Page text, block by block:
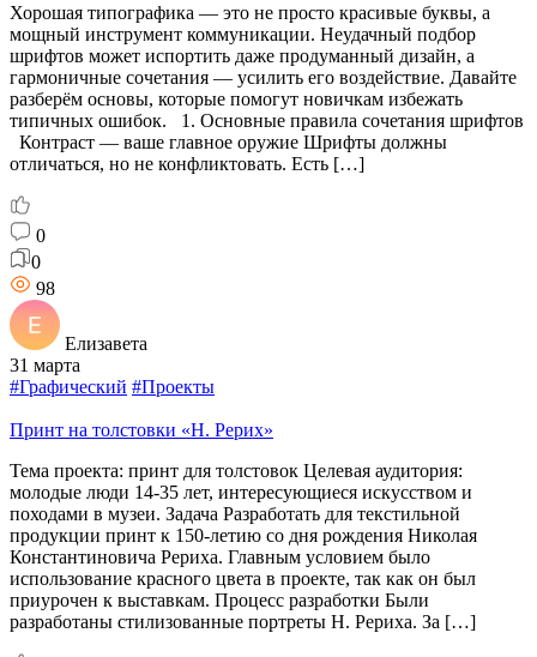
Хорошая типографика — это не просто красивые буквы, а
мощный инструмент коммуникации. Неудачный подбор
шрифтов может испортить даже продуманный дизайн, а
гармоничные сочетания — усилить его воздействие. Давайте
разберём основы, которые помогут новичкам избежать
типичных ошибок. 1. Основные правила сочетания шрифтов
Контраст — ваше главное оружие Шрифты должны
отличаться, но не конфликтовать. Есть […]
0
0
98
Елизавета
31 марта
#Графический #Проекты
Принт на толстовки «Н. Рерих»
Тема проекта: принт для толстовок Целевая аудитория:
молодые люди 14-35 лет, интересующиеся искусством и
походами в музеи. Задача Разработать для текстильной
продукции принт к 150-летию со дня рождения Николая
Константиновича Рериха. Главным условием было
использование красного цвета в проекте, так как он был
приурочен к выставкам. Процесс разработки Были
разработаны стилизованные портреты Н. Рериха. За […]